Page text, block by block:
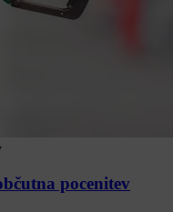
pocenitev